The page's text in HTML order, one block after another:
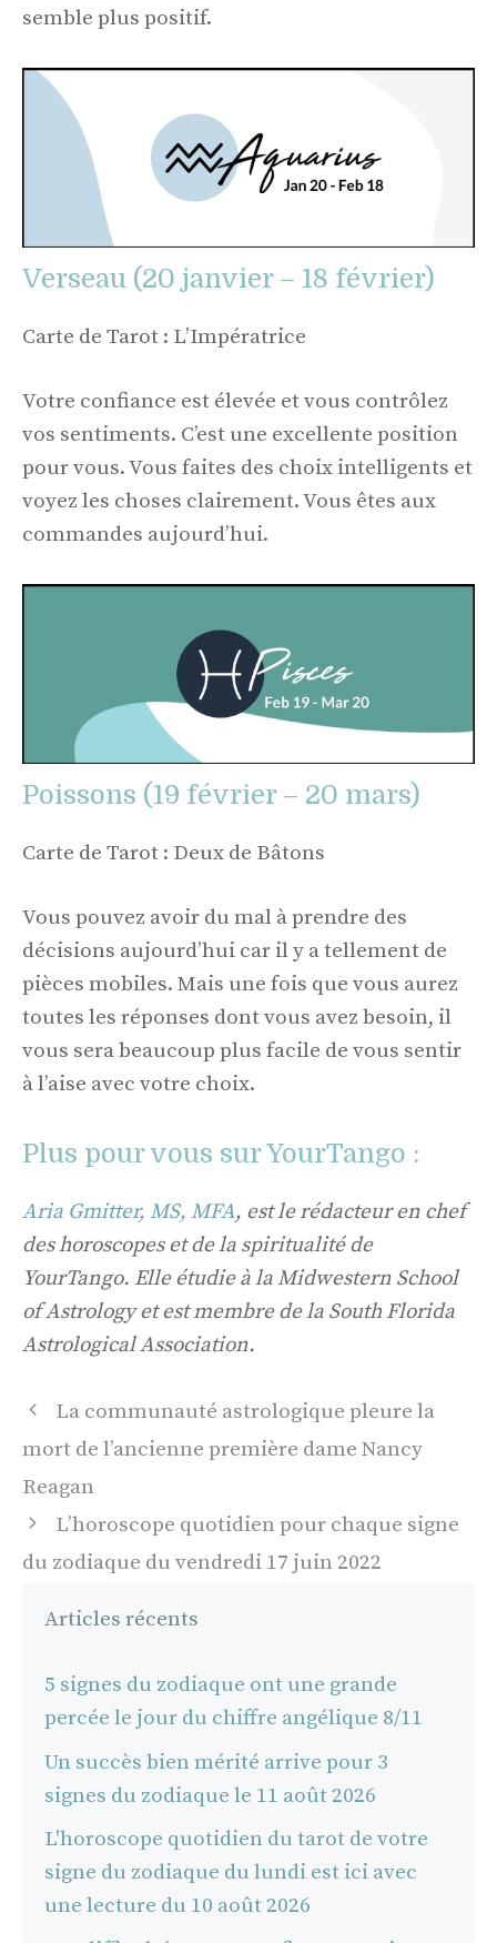
semble plus positif.
Verseau (20 janvier – 18 février)
Carte de Tarot : L’Impératrice
Votre confiance est élevée et vous contrôlez
vos sentiments. C’est une excellente position
pour vous. Vous faites des choix intelligents et
voyez les choses clairement. Vous êtes aux
commandes aujourd’hui.
Poissons (19 février – 20 mars)
Carte de Tarot : Deux de Bâtons
Vous pouvez avoir du mal à prendre des
décisions aujourd’hui car il y a tellement de
pièces mobiles. Mais une fois que vous aurez
toutes les réponses dont vous avez besoin, il
vous sera beaucoup plus facile de vous sentir
à l’aise avec votre choix.
Plus pour vous sur YourTango :
Aria Gmitter, MS, MFA, est le rédacteur en chef
des horoscopes et de la spiritualité de
YourTango. Elle étudie à la Midwestern School
of Astrology et est membre de la South Florida
Astrological Association.
Navigation
La communauté astrologique pleure la
mort de l’ancienne première dame Nancy
Reagan
L’horoscope quotidien pour chaque signe
du zodiaque du vendredi 17 juin 2022
Articles récents
5 signes du zodiaque ont une grande
percée le jour du chiffre angélique 8/11
Un succès bien mérité arrive pour 3
signes du zodiaque le 11 août 2026
L'horoscope quotidien du tarot de votre
signe du zodiaque du lundi est ici avec
une lecture du 10 août 2026